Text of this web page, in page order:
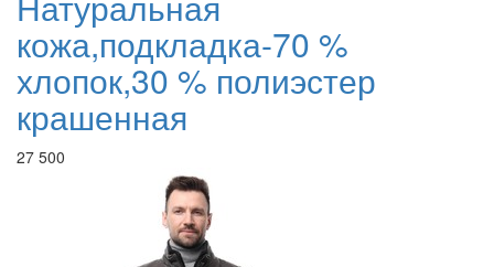
кожа,подкладка-70 %
хлопок,30 % полиэстер
крашенная
27 500